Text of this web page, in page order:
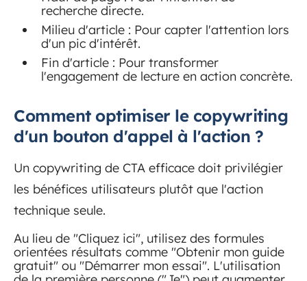
recherche directe.
Milieu d'article : Pour capter l'attention lors
d'un pic d'intérêt.
Fin d'article : Pour transformer
l'engagement de lecture en action concrète.
Comment optimiser le copywriting
d'un bouton d'appel à l'action ?
Un copywriting de CTA efficace doit privilégier
les bénéfices utilisateurs plutôt que l'action
technique seule.
Au lieu de "Cliquez ici", utilisez des formules
orientées résultats comme "Obtenir mon guide
gratuit" ou "Démarrer mon essai". L'utilisation